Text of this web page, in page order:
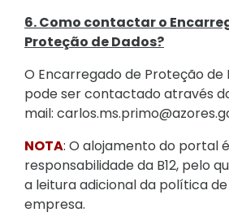
6. Como contactar o
Proteção de Dados?
O Encarregado de Proteção de
pode ser contactado através
mail:
NOTA: O alojamento do portal
responsabilidade da B12, pelo
a leitura adicional da política
empresa.